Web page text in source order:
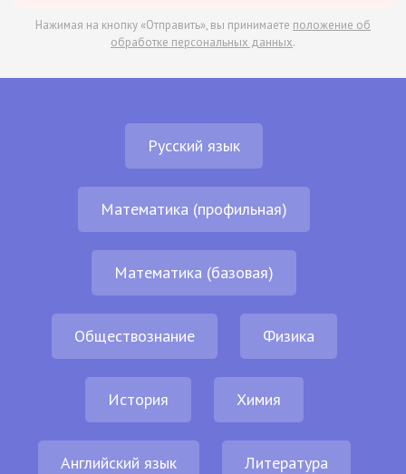
Нажимая на кнопку «Отправить», вы принимаете положение об
обработке персональных данных.
Русский язык
Математика (профильная)
Математика (базовая)
Обществознание Физика
История Химия
Английский язык Литература